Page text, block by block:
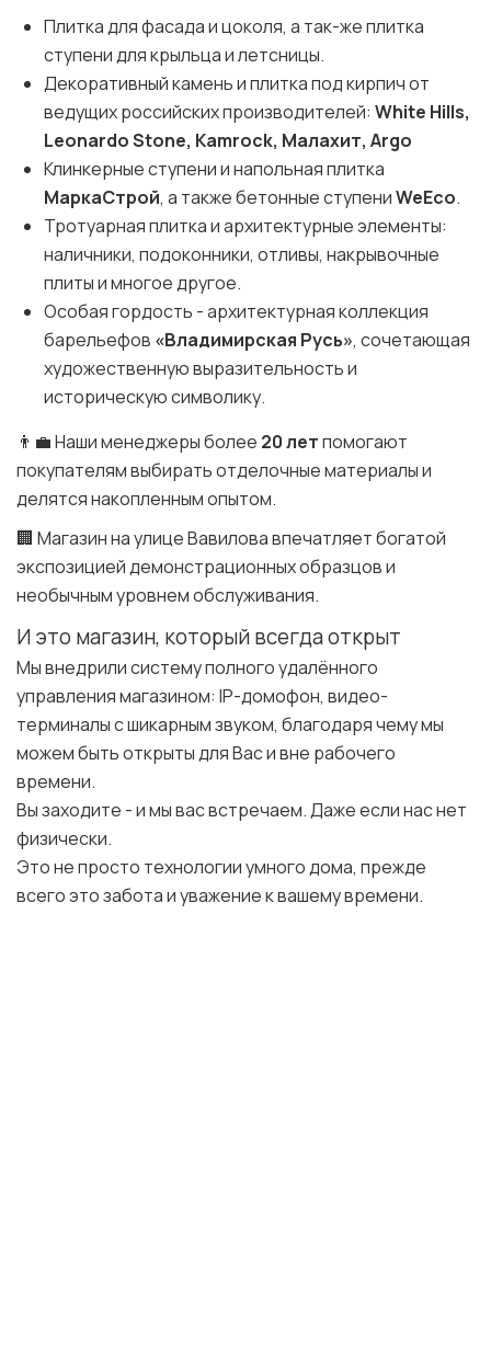
Плитка для фасада и цоколя, а так-же плитка
ступени для крыльца и летсницы.
Декоративный камень и плитка под кирпич от
ведущих российских производителей: White Hills,
Leonardo Stone, Kamrock, Малахит, Argo
Клинкерные ступени и напольная плитка
МаркаСтрой, а также бетонные ступениWeEco.
Тротуарная плитка и архитектурные элементы:
наличники, подоконники, отливы, накрывочные
плиты и многое другое.
Особая гордость - архитектурная коллекция
барельефов «Владимирская Русь», сочетающая
художественную выразительность и
историческую символику.
👨‍💼 Наши менеджеры более 20 летпомогают
покупателям выбирать отделочные материалы и
делятся накопленным опытом.
🏢 Магазин на улице Вавилова впечатляет богатой
экспозицией демонстрационных образцов и
необычным уровнем обслуживания.
И это магазин, который всегда открыт
Мы внедрили систему полного удалённого
управления магазином: IP-домофон, видео-
терминалы с шикарным звуком, благодаря чему мы
можем быть открыты для Вас и вне рабочего
времени.
Вы заходите - и мы вас встречаем. Даже если нас нет
физически.
Это не просто технологии умного дома, прежде
всего это забота и уважение к вашему времени.